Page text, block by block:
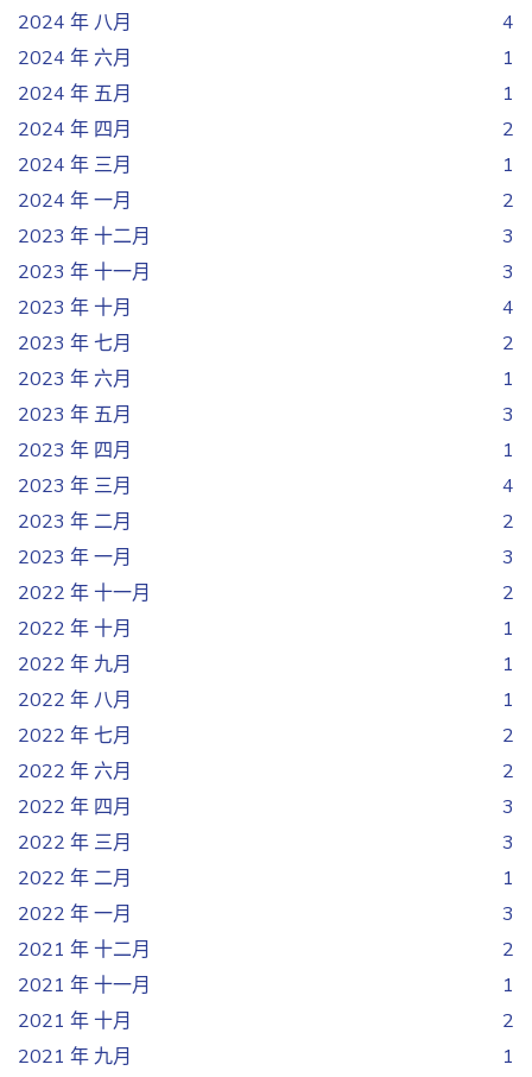
2024 年 八月
4
2024 年 六月
1
2024 年 五月
1
2024 年 四月
2
2024 年 三月
1
2024 年 一月
2
2023 年 十二月
3
2023 年 十一月
3
2023 年 十月
4
2023 年 七月
2
2023 年 六月
1
2023 年 五月
3
2023 年 四月
1
2023 年 三月
4
2023 年 二月
2
2023 年 一月
3
2022 年 十一月
2
2022 年 十月
1
2022 年 九月
1
2022 年 八月
1
2022 年 七月
2
2022 年 六月
2
2022 年 四月
3
2022 年 三月
3
2022 年 二月
1
2022 年 一月
3
2021 年 十二月
2
2021 年 十一月
1
2021 年 十月
2
2021 年 九月
1